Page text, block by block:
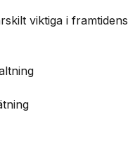
viktiga i framtidens